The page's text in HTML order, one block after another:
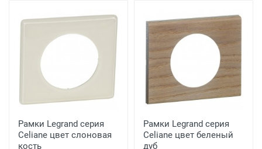
Рамки Legrand серия
Celiane цвет слоновая
кость
Рамки Legrand серия
Celiane цвет беленый
дуб